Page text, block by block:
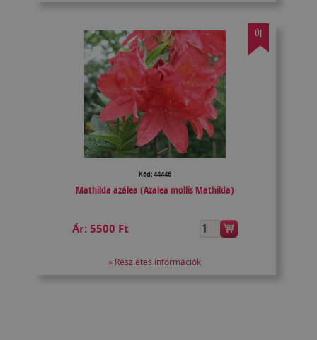
ÚJ
Kód: 44446
Mathilda azálea (Azalea mollis Mathilda)
Ár:5500 Ft
» Részletes információk